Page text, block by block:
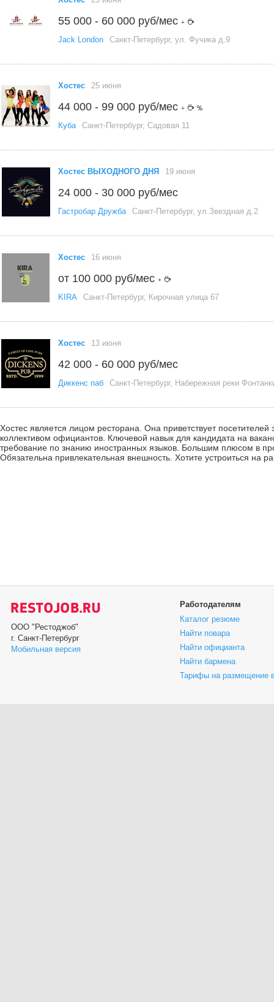
55 000 - 60 000 руб/мес +
Jack London Санкт-Петербург, ул. Фучика д.9
Хостес 25 июня
44 000 - 99 000 руб/мес +
Куба Санкт-Петербург, Садовая 11
Хостес ВЫХОДНОГО ДНЯ 19 июня
24 000 - 30 000 руб/мес
Гастробар Дружба Санкт-Петербург, ул.Звездная д.2
Хостес 16 июня
от 100 000 руб/мес +
KIRA Санкт-Петербург, Кирочная улица 67
Хостес 13 июня
42 000 - 60 000 руб/мес
Диккенс паб Санкт-Петербург, Набережная реки
Хостес является лицом ресторана. Она приветствует
коллективом официантов. Ключевой навык для кандидата на
требование по знанию иностранных языков. Большим плюсом в
Обязательна привлекательная внешность. Хотите устроиться
ООО "Рестоджоб"
г. Санкт-Петербург
Мобильная версия
Работодателям
Каталог резюме
Найти повара
Найти официанта
Найти бармена
Тарифы на размещение